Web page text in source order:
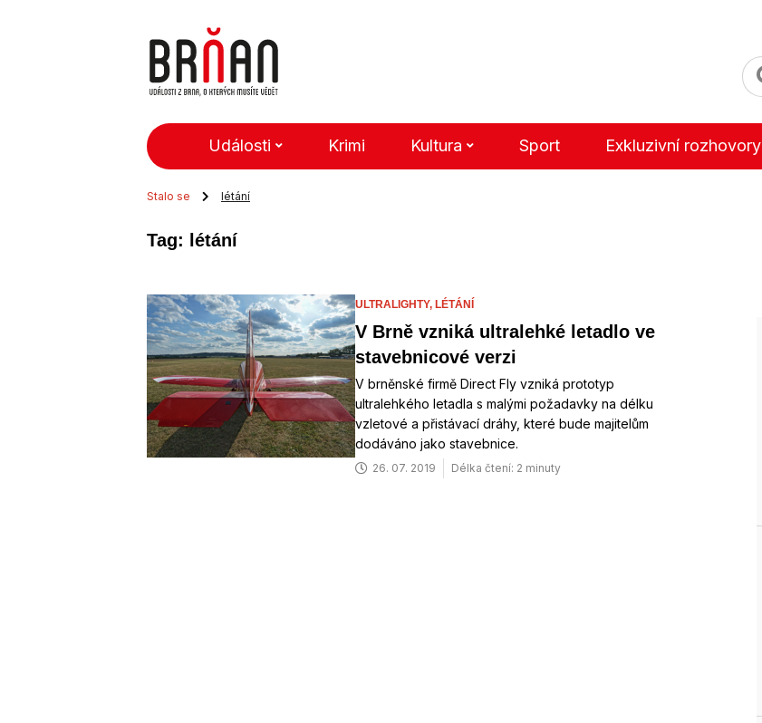
Události Krimi Kultura Sport Exkluzivní rozhovory
Stalo se létání
Tag: létání
ULTRALIGHTY, LÉTÁNÍ
V Brně vzniká ultralehké letadlo ve
stavebnicové verzi
V brněnské firmě Direct Fly vzniká prototyp
ultralehkého letadla s malými požadavky na délku
vzletové a přistávací dráhy, které bude majitelům
dodáváno jako stavebnice.
26. 07. 2019 Délka čtení: 2 minuty